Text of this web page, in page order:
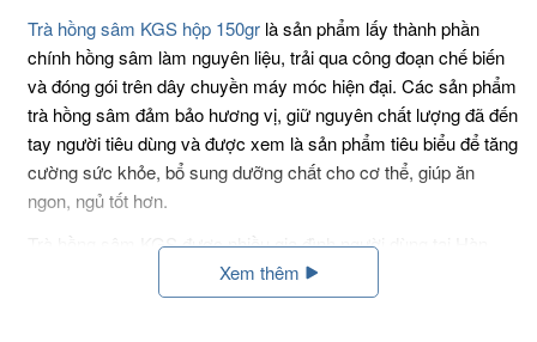
Trà hồng sâm KGS hộp 150gr là sản phẩm lấy thành phần
chính hồng sâm làm nguyên liệu, trải qua công đoạn chế biến
và đóng gói trên dây chuyền máy móc hiện đại. Các sản phẩm
trà hồng sâm đảm bảo hương vị, giữ nguyên chất lượng đã đến
tay người tiêu dùng và được xem là sản phẩm tiêu biểu để tăng
cường sức khỏe, bổ sung dưỡng chất cho cơ thể, giúp ăn
ngon, ngủ tốt hơn.
Trà hồng sâm KGS được nhiều gia đình người dùng tại Hàn
Quốc xem như một thức uống thường ngày, sử dụng đều đặn
để đảm bảo sức khỏe cho các thành viên trong gia đình. Hơn
Xem thêm